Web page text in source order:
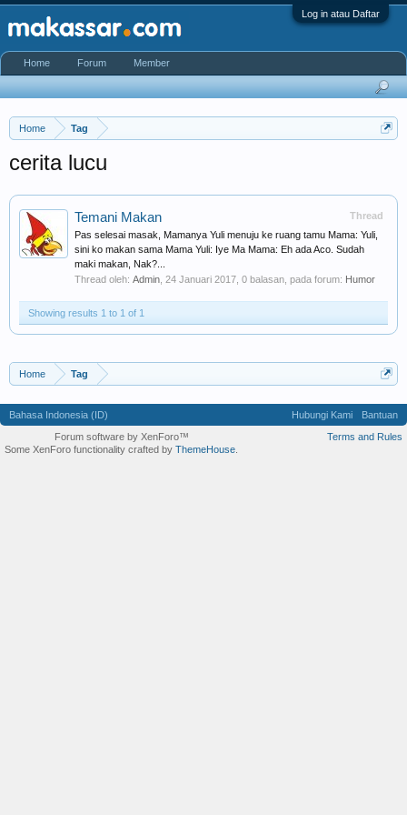
Log in atau Daftar
Home Tag
cerita lucu
Thread
Temani Makan
Pas selesai masak, Mamanya Yuli menuju ke ruang tamu Mama: Yuli,
sini ko makan sama Mama Yuli: Iye Ma Mama: Eh ada Aco. Sudah
maki makan, Nak?...
Thread oleh: Admin 24 Januari 2017 , 0 balasan, pada forum: Humor
Showing results 1 to 1 of 1
Home Tag
Home Forum Member
Bahasa Indonesia (ID) Hubungi Kami
Bantuan
Terms and Rules
Forum software by XenForo™
Some XenForo functionality crafted by ThemeHouse